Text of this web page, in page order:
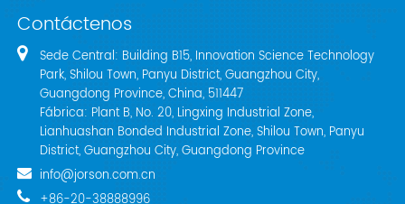
Contáctenos
Sede Central: Building B15, Innovation Science Technology
Park, Shilou Town, Panyu District, Guangzhou City,
Guangdong Province, China, 511447
Fábrica: Plant B, No. 20, Lingxing Industrial Zone,
Lianhuashan Bonded Industrial Zone, Shilou Town, Panyu
District, Guangzhou City, Guangdong Province
info@jorson.com.cn
+86-20-38888996